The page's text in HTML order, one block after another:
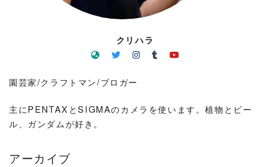
クリハラ
園芸家/クラフトマン/ブロガー
主にPENTAXとSIGMAのカメラを使います。植物とビー
ル、ガンダムが好き。
アーカイブ